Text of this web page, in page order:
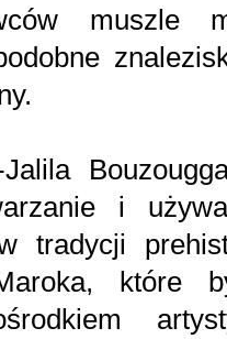
muszle
Jalila
i
tradycji
które